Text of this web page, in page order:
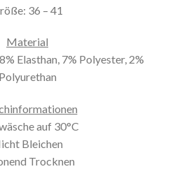
36 – 41
Material
Elasthan, 7% Polyester, 2%
Polyurethan
auf 30°C
Bleichen
Trocknen